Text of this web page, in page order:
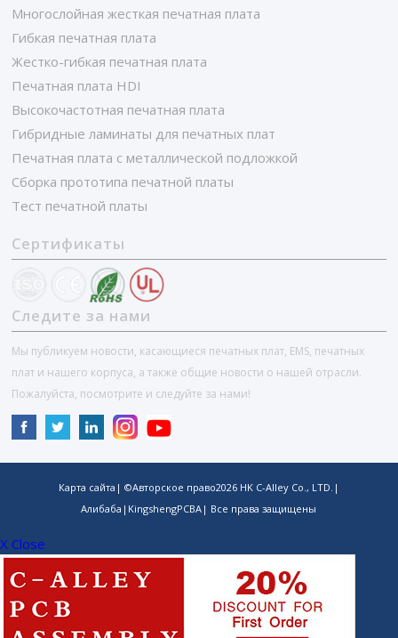
Многослойная жесткая печатная плата
Гибкая печатная плата
Жестко-гибкая печатная плата
Печатная плата HDI
Высокочастотная печатная плата
Гибридные ламинаты для печатных плат
Печатная плата с металлической подложкой
Сборка прототипа печатной платы
Тест печатной платы
Сертификаты
Следите за нами
Мы публикуем новости, касающиеся печатных плат, EMS, печатных
плат и нашего корпуса, а также общие новости о нашей отрасли.
Пожалуйста, посмотрите и следуйте за нами!
Карта сайта | ©Авторское право2026 HK C-Alley Co., LTD. |
Алибаба | KingshengPCBA | Все права защищены
X Close